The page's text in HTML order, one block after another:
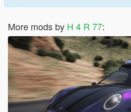
More mods by H 4 R 77: